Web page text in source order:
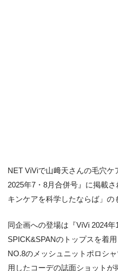
NET ViViで山﨑天さんの毛穴
2025年7・8月合併号』に掲載
キンケアを科学したならば」の
同企画への登場は『ViVi 2024
SPICK&SPANのトップスを着
NO.8のメッシュニットポロシ
用したコーデの誌面ショットが